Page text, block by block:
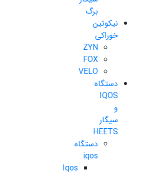
برگ
نیکوتین
خوراکی
ZYN
FOX
VELO
دستگاه
IQOS
و
سیگار
HEETS
دستگاه
iqos
Iqos